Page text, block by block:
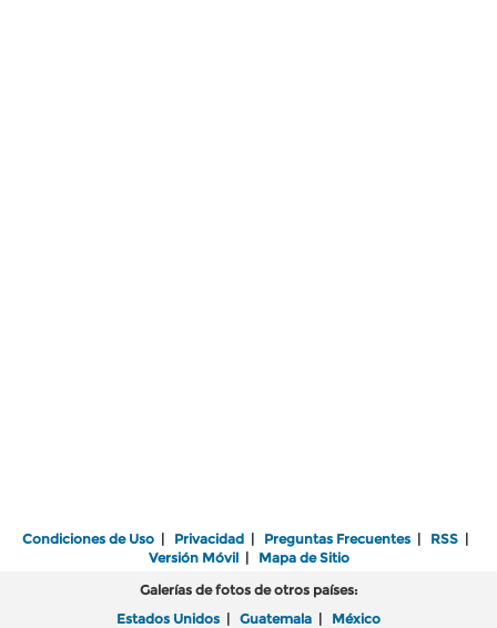
Condiciones de Uso | Privacidad | Preguntas Frecuentes | RSS |
Versión Móvil| Mapa de Sitio
Galerías de fotos de otros países:
Estados Unidos | Guatemala | México